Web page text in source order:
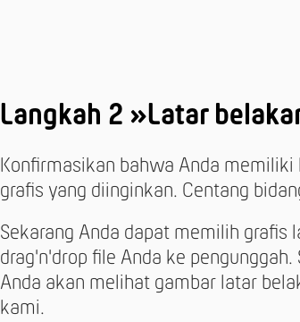
Langkah 2 »Latar
Konfirmasikan bahwa Anda
grafis yang diinginkan. Centang
Sekarang Anda dapat memilih grafis
drag'n'drop file Anda ke pengunggah.
Anda akan melihat gambar latar
kami.